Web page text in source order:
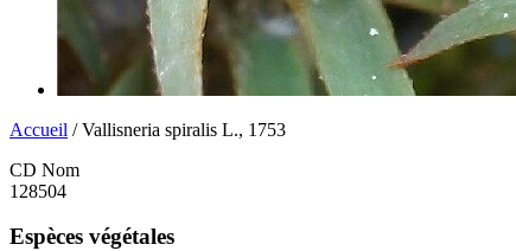
Accueil / Vallisneria spiralis L., 1753
CD Nom
128504
Espèces végétales